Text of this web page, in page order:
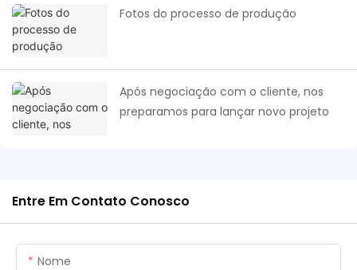
Fotos do processo de produção
Após negociação com o cliente, nos
preparamos para lançar novo projeto
Entre Em Contato Conosco
Nome